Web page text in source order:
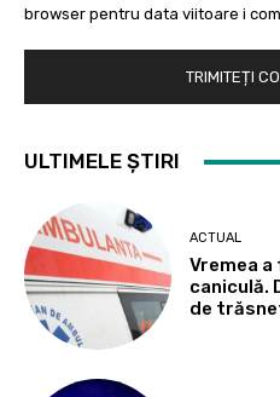
browser pentru data viitoare i
ULTIMELE ȘTIRI
ACTUAL
Vremea
caniculă.
de